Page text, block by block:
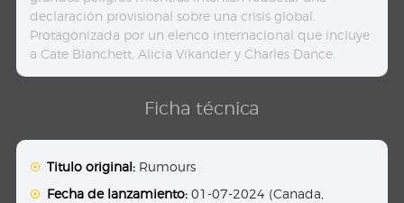
declaración provisional sobre una crisis global.
Protagonizada por un elenco internacional que incluye
a Cate Blanchett, Alicia Vikander y Charles Dance.
Ficha técnica
Titulo original: Rumours
Fecha de lanzamiento: 01-07-2024 (Canada,